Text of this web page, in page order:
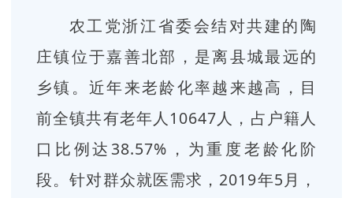
农工党浙江省委会结对共建的陶
庄镇位于嘉善北部，是离县城最远的
乡镇。近年来老龄化率越来越高，目
前全镇共有老年人10647人，占户籍人
口比例达38.57%，为重度老龄化阶
段。针对群众就医需求，2019年5月，